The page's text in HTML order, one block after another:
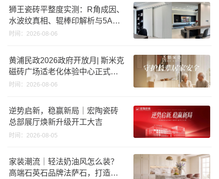
狮王瓷砖平整度实测：R角成因、
水波纹真相、辊棒印解析与5A标
准选购指南
时间：2026-08-06
黄浦民政2026政府开放月| 斯米克
磁砖广场适老化体验中心正式亮
相
时间：2026-08-06
逆势启新，稳赢新局｜宏陶瓷砖
总部展厅焕新升级开工大吉
时间：2026-08-05
家装潮流｜轻法奶油风怎么装？
高端石英石品牌法萨石，打造质